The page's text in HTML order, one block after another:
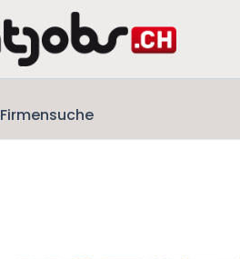
Firmensuche